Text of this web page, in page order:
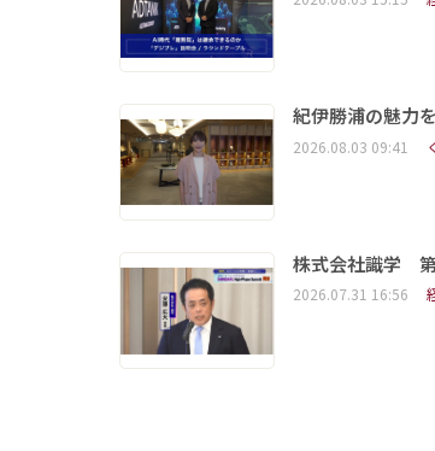
紀伊勝浦の魅力
2026.08.03 09:41
株式会社識学
2026.07.31 16:56